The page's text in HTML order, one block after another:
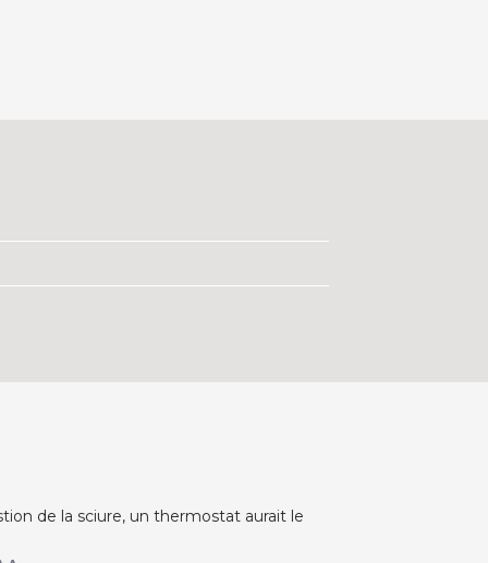
de la sciure, un thermostat aurait le